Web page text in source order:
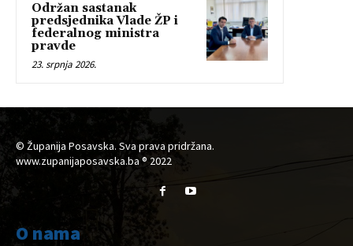
Održan sastanak
predsjednika Vlade ŽP i
federalnog ministra
pravde
23. srpnja 2026.
© Županija Posavska. Sva prava pridržana.
www.zupanijaposavska.ba ® 2022
O nama